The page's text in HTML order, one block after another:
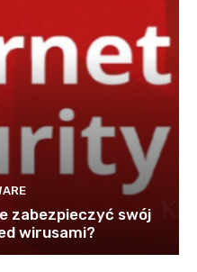
zabezpieczyć swój
wirusami?